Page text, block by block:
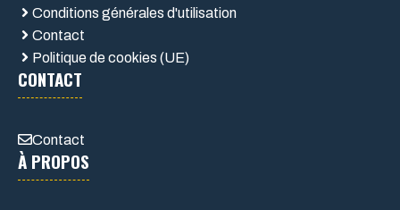
Conditions générales d'utilisation
Contact
Politique de cookies (UE)
CONTACT
Contact
À PROPOS